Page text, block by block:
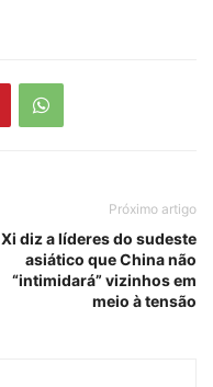
Próximo artigo
Xi diz a líderes do sudeste
asiático que China não
“intimidará” vizinhos em
meio à tensão